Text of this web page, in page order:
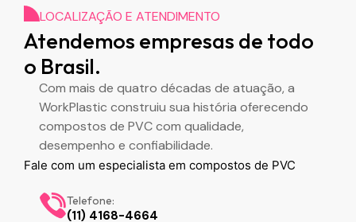
LOCALIZAÇÃO E ATENDIMENTO
Atendemos empresas de todo
o Brasil.
Com mais de quatro décadas de atuação, a
WorkPlastic construiu sua história oferecendo
compostos de PVC com qualidade,
desempenho e confiabilidade.
Fale com um especialista em compostos de PVC
Telefone:
(11) 4168-4664